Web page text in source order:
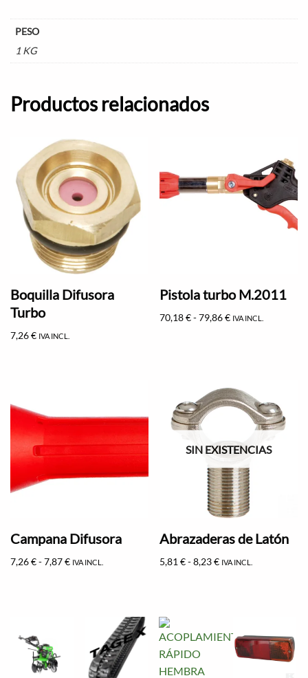
PESO
1 KG
Productos relacionados
Boquilla Difusora
Turbo
7,26€ IVA INCL.
Pistola turbo M.2011
70,18€-79,86€ IVA INCL.
Campana Difusora
7,26€-7,87€ IVA INCL.
SIN EXISTENCIAS
Abrazaderas de Latón
5,81€-8,23€ IVA INCL.